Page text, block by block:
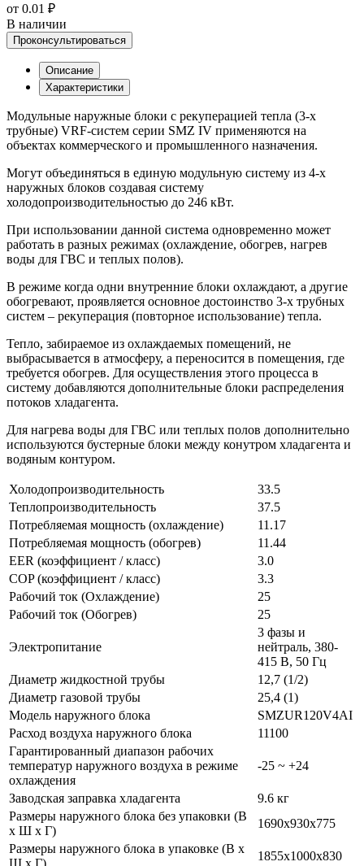
от 0.01 ₽
В наличии
Проконсультироваться
Описание
Характеристики
Модульные наружные блоки с рекуперацией тепла (3-х
трубные) VRF-систем серии SMZ IV применяются на
объектах коммерческого и промышленного назначения.
Могут объединяться в единую модульную систему из 4-х
наружных блоков создавая систему
холодопроизводительностью до 246 кВт.
При использовании данной система одновременно может
работать в разных режимах (охлаждение, обогрев, нагрев
воды для ГВС и теплых полов).
В режиме когда одни внутренние блоки охлаждают, а другие
обогревают, проявляется основное достоинство 3-х трубных
систем – рекуперация (повторное использование) тепла.
Тепло, забираемое из охлаждаемых помещений, не
выбрасывается в атмосферу, а переносится в помещения, где
требуется обогрев. Для осуществления этого процесса в
систему добавляются дополнительные блоки распределения
потоков хладагента.
Для нагрева воды для ГВС или теплых полов дополнительно
используются бустерные блоки между конутром хладагента и
водяным контуром.
Холодопроизводительность
33.5
Теплопроизводительность
37.5
Потребляемая мощность (охлаждение)
11.17
Потребляемая мощность (обогрев)
11.44
EER (коэффициент / класс)
3.0
COP (коэффициент / класс)
3.3
Рабочий ток (Охлаждение)
25
Рабочий ток (Обогрев)
25
Электропитание
3 фазы и
нейтраль, 380-
415 В, 50 Гц
Диаметр жидкостной трубы
12,7 (1/2)
Диаметр газовой трубы
25,4 (1)
Модель наружного блока
SMZUR120V4AI
Расход воздуха наружного блока
11100
Гарантированный диапазон рабочих
температур наружного воздуха в режиме
охлаждения
-25 ~ +24
Заводская заправка хладагента
9.6 кг
Размеры наружного блока без упаковки (В
х Ш х Г)
1690x930x775
Размеры наружного блока в упаковке (В х
Ш х Г)
1855x1000x830